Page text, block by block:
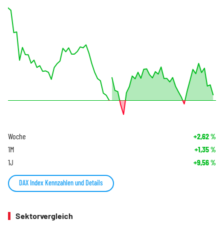
Woche +2,62%
1M +1,35%
1J +9,56%
DAX Index Kennzahlen und Details
Sektorvergleich